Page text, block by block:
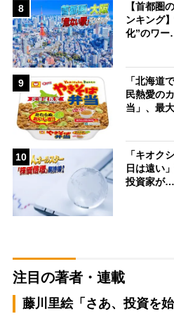
8
【首都圏
ンキング
化”のワ
9
「北海道
民熱愛の
当」、最
10
「キオク
日は遠い
投資家が…
注目の著者・連載
藤川里絵「さあ、投資を始